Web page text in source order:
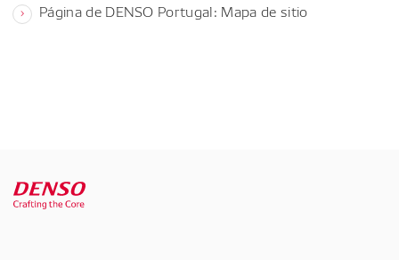
Página de DENSO Portugal: Mapa de sitio